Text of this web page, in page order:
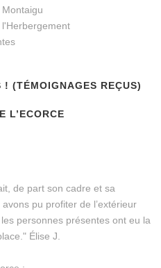
! (TÉMOIGNAGES REÇUS)
L’ECORCE
de part son cadre et sa
pu profiter de l’extérieur
personnes présentes ont eu la
Élise J.